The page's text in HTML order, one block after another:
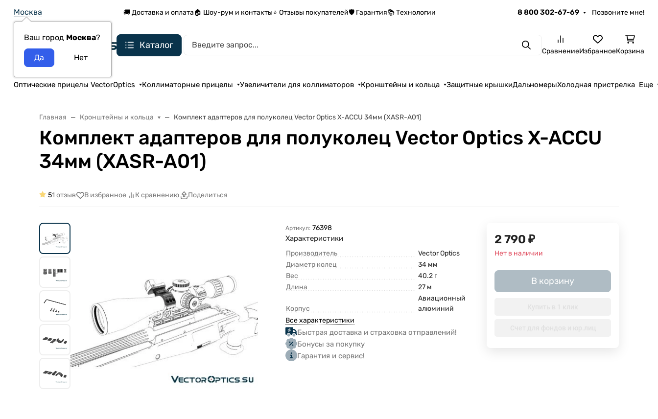
Москва
Ваш город Москва?
🚚 Доставка и оплата🏠 Шоу-рум и контакты⭐ Отзывы покупателей🛡️ Гарантия📚 Технологии 8 800 302-67-69 Позвоните мне!
Каталог ПоискСравнениеИзбранноеКорзина
Оптические прицелы VectorOptics Коллиматорные прицелы Увеличители для коллиматоров Кронштейны и кольца Защитные крышкиДальномерыХолодная пристрелка Еще
Главная Кронштейны и кольца Комплект адаптеров для полуколец Vector Optics X-ACCU 34мм (XASR-A01)
Комплект адаптеров для полуколец Vector Optics X-ACCU
34мм (XASR-A01)
51 отзыв В избранное К сравнению Поделиться
Артикул: 76398
Характеристики
Производитель
Vector Optics
Диаметр колец
34 мм
Вес
40.2 г
Длина
27 м
Корпус
Авиационный
алюминий
Все характеристики
Быстрая доставка и страховка отправлений!
Бонусы за покупку
Гарантия и сервис!
2 790 ₽
Нет в наличии
В корзину